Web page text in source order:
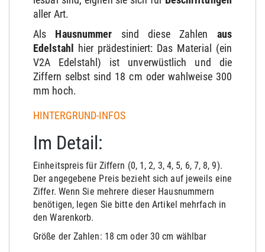
aller Art.
Als Hausnummer sind diese Zahlen aus
Edelstahl
hier prädestiniert: Das Material (ein
V2A Edelstahl) ist unverwüstlich und die
Ziffern selbst sind 18 cm oder wahlweise 300
mm hoch.
HINTERGRUND-INFOS
Im Detail:
Einheitspreis für Ziffern (0, 1, 2, 3, 4, 5, 6, 7, 8, 9).
Der angegebene Preis bezieht sich auf jeweils eine
Ziffer. Wenn Sie mehrere dieser Hausnummern
benötigen, legen Sie bitte den Artikel mehrfach in
den Warenkorb.
Größe der Zahlen: 18 cm oder 30 cm wählbar